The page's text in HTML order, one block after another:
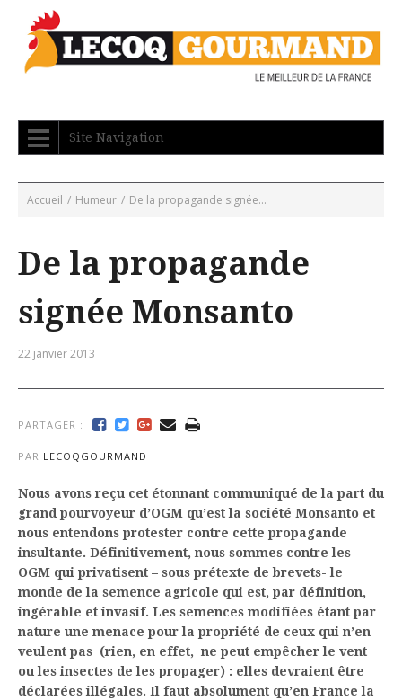
Site Navigation
Accueil / Humeur / De la propagande signée...
De la propagande
signée Monsanto
22 janvier 2013
PARTAGER :
PAR LECOQGOURMAND
Nous avons reçu cet étonnant communiqué de la part du
grand pourvoyeur d’OGM qu’est la société Monsanto et
nous entendons protester contre cette propagande
insultante. Définitivement, nous sommes contre les
OGM qui privatisent – sous prétexte de brevets- le
monde de la semence agricole qui est, par définition,
ingérable et invasif. Les semences modifiées étant par
nature une menace pour la propriété de ceux qui n’en
veulent pas (rien, en effet, ne peut empêcher le vent
ou les insectes de les propager) : elles devraient être
déclarées illégales. Il faut absolument qu’en France la